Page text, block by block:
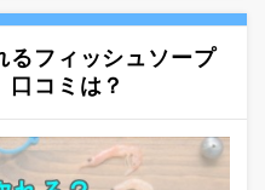
るフィッシュソープ
口コミは？